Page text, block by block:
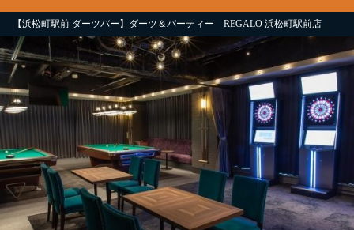
【浜松町駅前 ダーツバー】ダーツ＆パーティー REGALO 浜松町駅前店